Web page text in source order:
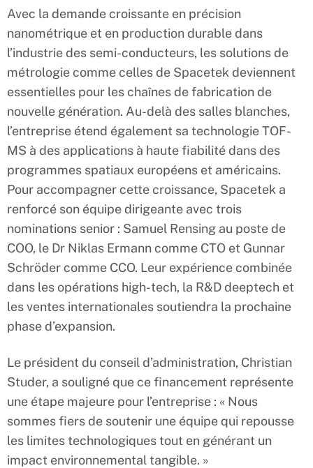
Avec la demande croissante en précision
nanométrique et en production durable dans
l’industrie des semi-conducteurs, les solutions de
métrologie comme celles de Spacetek deviennent
essentielles pour les chaînes de fabrication de
nouvelle génération. Au-delà des salles blanches,
l’entreprise étend également sa technologie TOF-
MS à des applications à haute fiabilité dans des
programmes spatiaux européens et américains.
Pour accompagner cette croissance, Spacetek a
renforcé son équipe dirigeante avec trois
nominations senior : Samuel Rensing au poste de
COO, le Dr Niklas Ermann comme CTO et Gunnar
Schröder comme CCO. Leur expérience combinée
dans les opérations high-tech, la R&D deeptech et
les ventes internationales soutiendra la prochaine
phase d’expansion.
Le président du conseil d’administration, Christian
Studer, a souligné que ce financement représente
une étape majeure pour l’entreprise : « Nous
sommes fiers de soutenir une équipe qui repousse
les limites technologiques tout en générant un
impact environnemental tangible. »